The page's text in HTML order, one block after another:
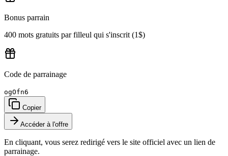
Bonus parrain
400 mots gratuits par filleul qui s'inscrit (1$)
Code de parrainage
ogOfn6
Copier
Accéder à l'offre
En cliquant, vous serez redirigé vers le site officiel avec un lien de
parrainage.